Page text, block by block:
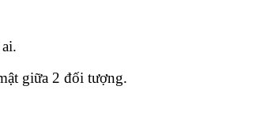
giữa 2 đối tượng.